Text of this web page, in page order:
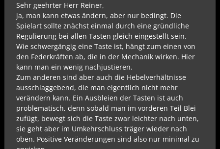
Sehr geehrter Herr Reiner,
ja, man kann etwas ändern, aber nur bedingt. Die
Spielart sollte znächst einmal durch eine gründliche
Regulierung bei allen Tasten gleich eingestellt sein.
Wie schwergängig eine Taste ist, hängt zum einen von
den Federkräften ab, die in der Mechanik wirken. Hier
kann man ein wenig nachjustieren.
Zum anderen sind aber auch die Hebelverhältnisse
ausschlaggebend, die man eigentlich nicht mehr
verändern kann. Ein Ausbleien der Tasten ist auch
problematisch, denn sobald man im vorderen Teil Blei
zufügt, bewegt sich die Taste zwar leichter nach unten,
sie geht aber im Umkehrschluss träger wieder nach
oben. Positive Veränderungen sind also nur minimal zu